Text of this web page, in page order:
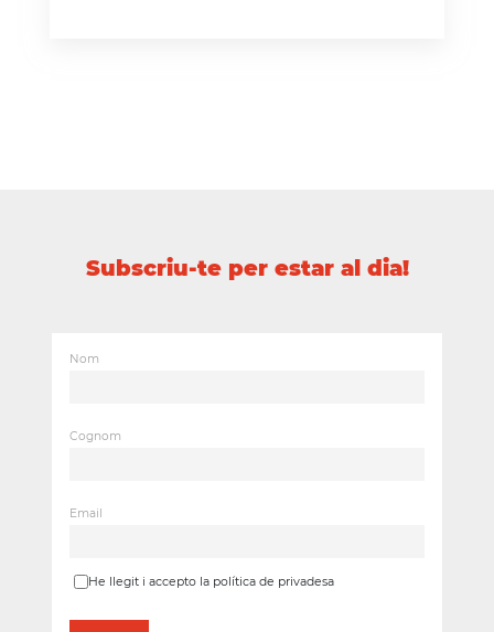
Subscriu-te per estar al dia!
Nom
Cognom
Email
He llegit i accepto la política de privadesa